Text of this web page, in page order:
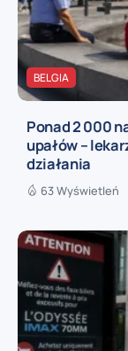
BELGIA
Ponad 2 000
upałów –
działania
63 Wyświetleń